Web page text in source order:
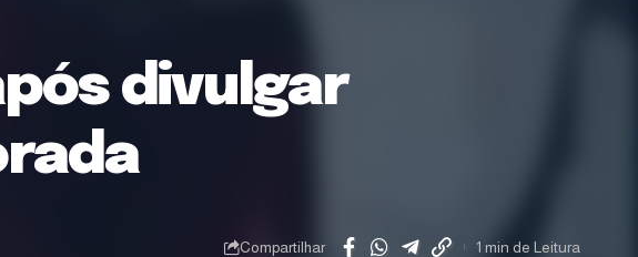
divulgar
Compartilhar 1 min de Leitura